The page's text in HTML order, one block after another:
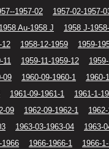
1957-02 1957-02-1957-
1958 Au-1958 J 1958 J-1958-
12 1958-12-1959 1959-
11 1959-11-1959-12
09 1960-09-1960-1 1960-
1961-09-1961-1 1961-1-
09 1962-09-1962-1
1963-03-1963-04 1963-
1966 1966-1966-1 1966-